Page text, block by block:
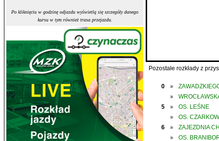
Po kliknięciu w godzinę odjazdu wyświetlą się szczegóły danego
kursu w tym również trasa przejazdu.
Pozostałe rozkłady z
0 »
»
5
» OS. LEŚNE
»
OS.
6
» ZAJEZDNIA
»
OS.